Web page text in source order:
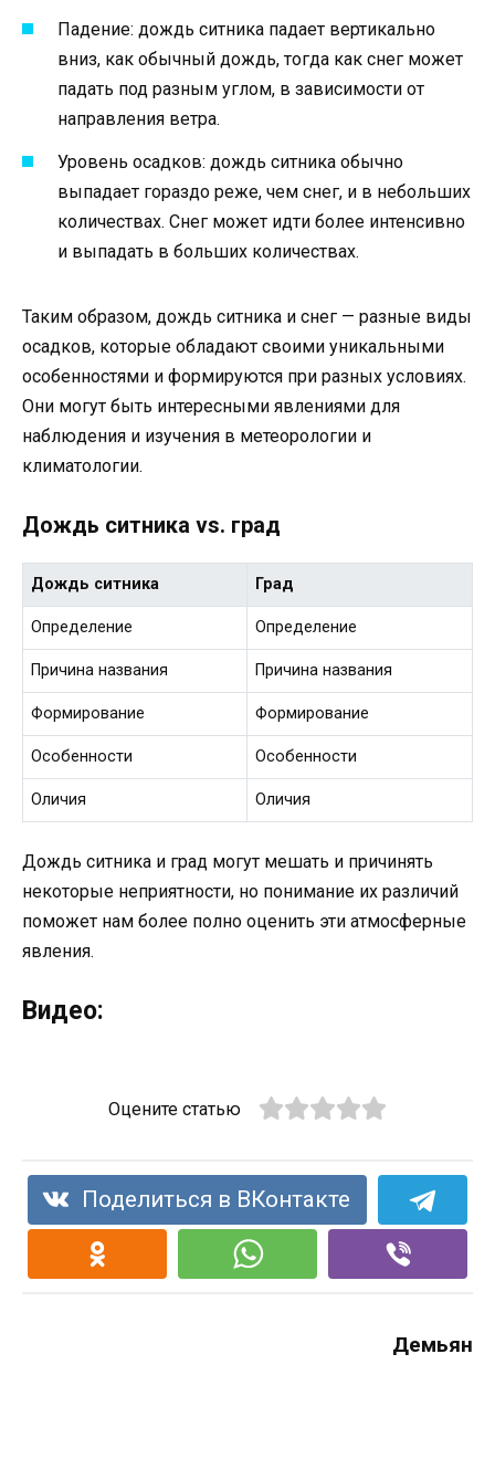
Падение: дождь ситника падает вертикально
вниз, как обычный дождь, тогда как снег может
падать под разным углом, в зависимости от
направления ветра.
Уровень осадков: дождь ситника обычно
выпадает гораздо реже, чем снег, и в небольших
количествах. Снег может идти более интенсивно
и выпадать в больших количествах.
Таким образом, дождь ситника и снег — разные виды
осадков, которые обладают своими уникальными
особенностями и формируются при разных условиях.
Они могут быть интересными явлениями для
наблюдения и изучения в метеорологии и
климатологии.
Дождь ситника vs. град
Дождь ситника Град
Определение Определение
Причина названия Причина названия
Формирование Формирование
Особенности Особенности
Оличия Оличия
Дождь ситника и град могут мешать и причинять
некоторые неприятности, но понимание их различий
поможет нам более полно оценить эти атмосферные
явления.
Видео:
Оцените статью
Поделиться в ВКонтакте
Демьян